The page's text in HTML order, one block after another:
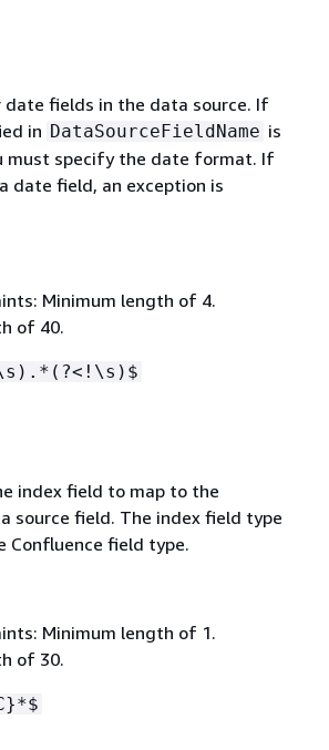
fields in the data source. If
in DataSourceFieldName is
must specify the date format. If
date field, an exception is
Minimum length of 4.
of 40.
index field to map to the
source field. The index field type
Confluence field type.
Minimum length of 1.
of 30.